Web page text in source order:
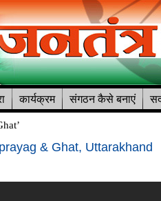
कार्यक्रम संगठन कैसे बनाएं
& Ghat, Uttarakhand